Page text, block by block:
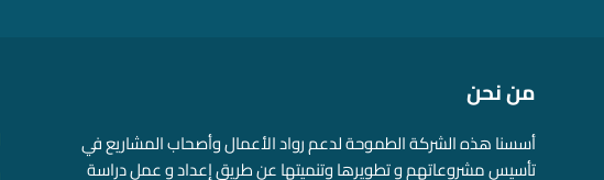
من نحن
أسسنا هذه الشركة الطموحة لدعم رواد الأعمال وأصحاب المشاريع في
تأسيس مشروعاتهم و تطويرها وتنميتها عن طريق إعداد و عمل دراسة